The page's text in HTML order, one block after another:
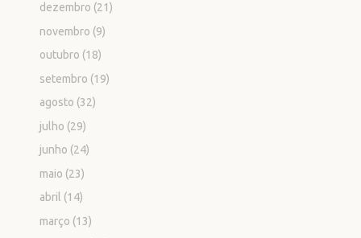
dezembro (21)
novembro (9)
outubro (18)
setembro (19)
agosto (32)
julho (29)
junho (24)
maio (23)
abril (14)
março (13)